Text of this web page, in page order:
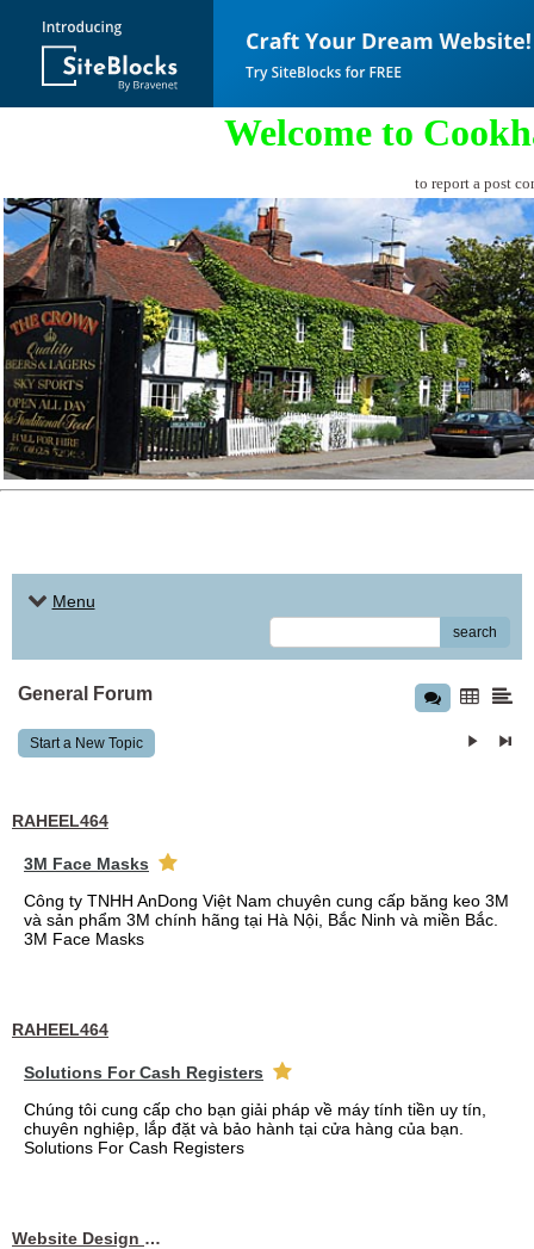
Welcome to
to report a post
Menu
search
General Forum
Start a New Topic
RAHEEL464
3M Face Masks
Công ty TNHH AnDong Việt Nam chuyên cung cấp băng keo 3M
và sản phẩm 3M chính hãng tại Hà Nội, Bắc Ninh và miền Bắc.
3M Face Masks
RAHEEL464
Solutions For Cash Registers
Chúng tôi cung cấp cho bạn giải pháp về máy tính tiền uy tín,
chuyên nghiệp, lắp đặt và bảo hành tại cửa hàng của bạn.
Solutions For Cash Registers
Website Design Services berin